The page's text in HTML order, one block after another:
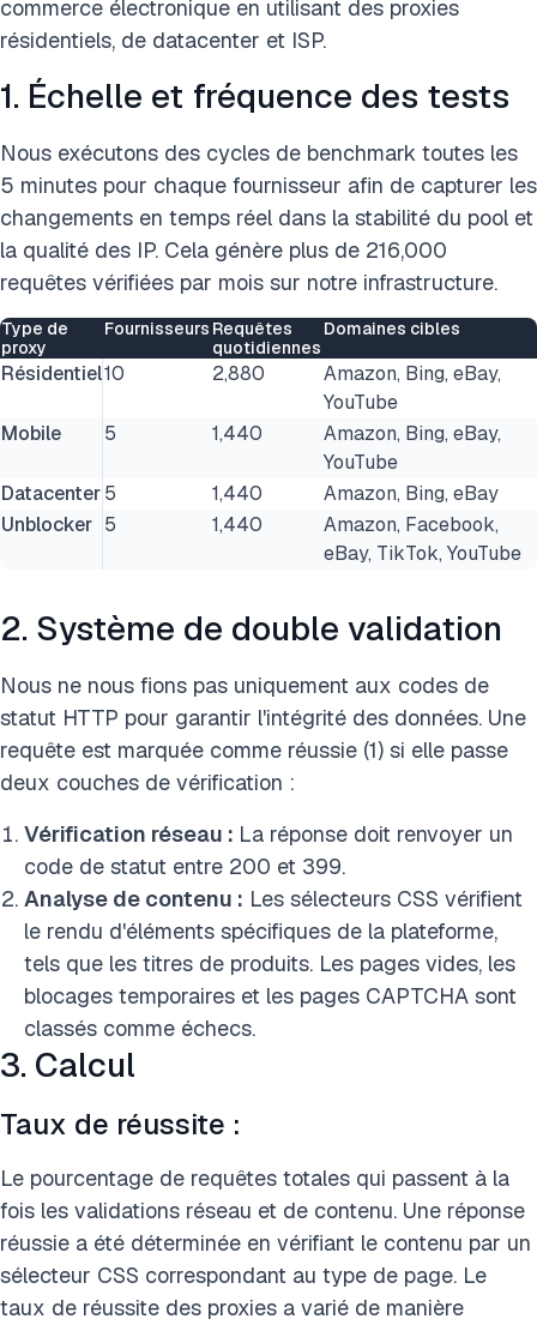
commerce électronique en utilisant des proxies
résidentiels, de datacenter et ISP.
1. Échelle et fréquence des tests
Nous exécutons des cycles de benchmark toutes les
5 minutes pour chaque fournisseur afin de capturer les
changements en temps réel dans la stabilité du pool et
la qualité des IP. Cela génère plus de 216,000
requêtes vérifiées par mois sur notre infrastructure.
Type de
proxy
Fournisseurs Requêtes
quotidiennes
Domaines cibles
Résidentiel10 2,880
Amazon, Bing, eBay,
YouTube
Mobile
5 1,440
Amazon, Bing, eBay,
YouTube
Datacenter5 1,440
Amazon, Bing, eBay
Unblocker 5 1,440
Amazon, Facebook,
eBay, TikTok, YouTube
2. Système de double validation
Nous ne nous fions pas uniquement aux codes de
statut HTTP pour garantir l'intégrité des données. Une
requête est marquée comme réussie (1) si elle passe
deux couches de vérification :
Vérification réseau : La réponse doit renvoyer un
code de statut entre 200 et 399.
Analyse de contenu : Les sélecteurs CSS vérifient
le rendu d'éléments spécifiques de la plateforme,
tels que les titres de produits. Les pages vides, les
blocages temporaires et les pages CAPTCHA sont
classés comme échecs.
3. Calcul
Taux de réussite :
Le pourcentage de requêtes totales qui passent à la
fois les validations réseau et de contenu. Une réponse
réussie a été déterminée en vérifiant le contenu par un
sélecteur CSS correspondant au type de page. Le
taux de réussite des proxies a varié de manière